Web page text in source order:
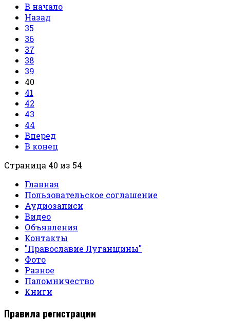
В начало
Назад
35
36
37
38
39
40
41
42
43
44
Вперед
В конец
Страница 40 из 54
Главная
Пользовательское соглашение
Аудиозаписи
Видео
Объявления
Контакты
"Православие Луганщины"
Фото
Разное
Паломничество
Книги
Правила регистрации